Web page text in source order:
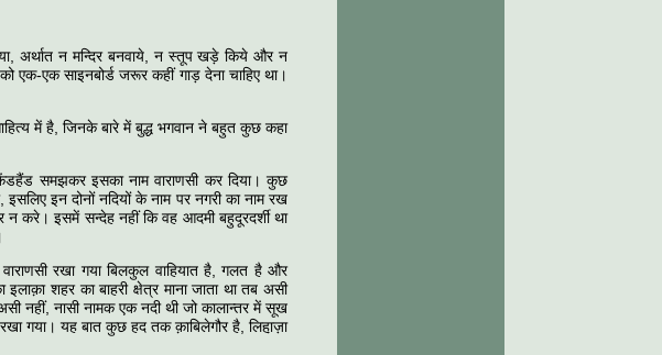
अर्थात न मन्दिर बनवाये, न स्तूप खड़े किये और न
एक साइनबोर्ड जरूर कहीं गाड़ देना चाहिए था।
में है, जिनके बारे में बुद्ध भगवान ने बहुत कुछ कहा
समझकर इसका नाम वाराणसी कर दिया। कुछ
इन दोनों नदियों के नाम पर नगरी का नाम रख
न करे। इसमें सन्देह नहीं कि वह आदमी बहुदूरदर्शी था
रखा गया बिलकुल वाहियात है, गलत है और
शहर का बाहरी क्षेत्र माना जाता था तब असी
नहीं, नासी नामक एक नदी थी जो कालान्तर में सूख
रखा गया। यह बात कुछ हद तक क़ाबिलेगौर है, लिहा़ज़ा